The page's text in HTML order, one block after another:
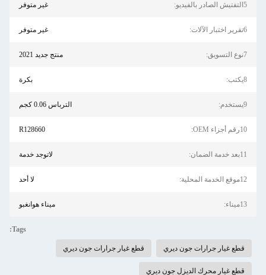
5التفتيش الصادر بالفيديو: غير متوفر
6تقرير اختبار الآلات: غير متوفر
7نوع التسويق: منتج جديد 2021
8يكتب: بكرة
9يستخدم: الترباس 0.06 كجم
10رقم أجزاء OEM: R128660
11بعد خدمة الضمان: لاتوجد خدمة
12موقع الخدمة المحلية: لا أحد
13ميناء: ميناء هوانغبو
Tags:
قطع غيار جرارات جون ديري قطع غيار جرارات جون ديري
قطع غيار محرك الديزل جون ديري